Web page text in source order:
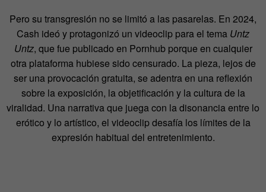
Pero su transgresión no se limitó a las pasarelas. En 2024,
Cash ideó y protagonizó un videoclip para el tema Untz
Untz, que fue publicado en Pornhub porque en cualquier
otra plataforma hubiese sido censurado. La pieza, lejos de
ser una provocación gratuita, se adentra en una reflexión
sobre la exposición, la objetificación y la cultura de la
viralidad. Una narrativa que juega con la disonancia entre lo
erótico y lo artístico, el videoclip desafía los límites de la
expresión habitual del entretenimiento.